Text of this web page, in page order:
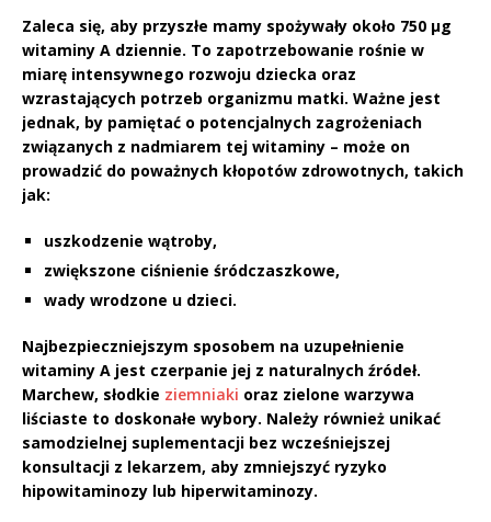
Zaleca się, aby przyszłe mamy spożywały około 750 µg
witaminy A dziennie. To zapotrzebowanie rośnie w
miarę intensywnego rozwoju dziecka oraz
wzrastających potrzeb organizmu matki. Ważne jest
jednak, by pamiętać o potencjalnych zagrożeniach
związanych z nadmiarem tej witaminy – może on
prowadzić do poważnych kłopotów zdrowotnych, takich
jak:
uszkodzenie wątroby,
zwiększone ciśnienie śródczaszkowe,
wady wrodzone u dzieci.
Najbezpieczniejszym sposobem na uzupełnienie
witaminy A jest czerpanie jej z naturalnych źródeł.
Marchew, słodkie ziemniaki oraz zielone warzywa
liściaste to doskonałe wybory. Należy również unikać
samodzielnej suplementacji bez wcześniejszej
konsultacji z lekarzem, aby zmniejszyć ryzyko
hipowitaminozy lub hiperwitaminozy.